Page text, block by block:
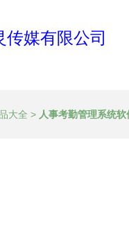
媒有限公司
大全 > 人事考勤管理系统